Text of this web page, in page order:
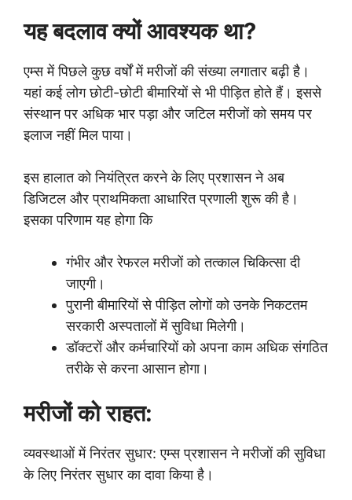
यह बदलाव क्यों आवश्यक था?
एम्स में पिछले कुछ वर्षों में मरीजों की संख्या लगातार बढ़ी है।
यहां कई लोग छोटी-छोटी बीमारियों से भी पीड़ित होते हैं। इससे
संस्थान पर अधिक भार पड़ा और जटिल मरीजों को समय पर
इलाज नहीं मिल पाया।
इस हालात को नियंत्रित करने के लिए प्रशासन ने अब
डिजिटल और प्राथमिकता आधारित प्रणाली शुरू की है।
इसका परिणाम यह होगा कि
गंभीर और रेफरल मरीजों को तत्काल चिकित्सा दी
जाएगी।
पुरानी बीमारियों से पीड़ित लोगों को उनके निकटतम
सरकारी अस्पतालों में सुविधा मिलेगी।
डॉक्टरों और कर्मचारियों को अपना काम अधिक संगठित
तरीके से करना आसान होगा।
मरीजों को राहत:
व्यवस्थाओं में निरंतर सुधार: एम्स प्रशासन ने मरीजों की सुविधा
के लिए निरंतर सुधार का दावा किया है।